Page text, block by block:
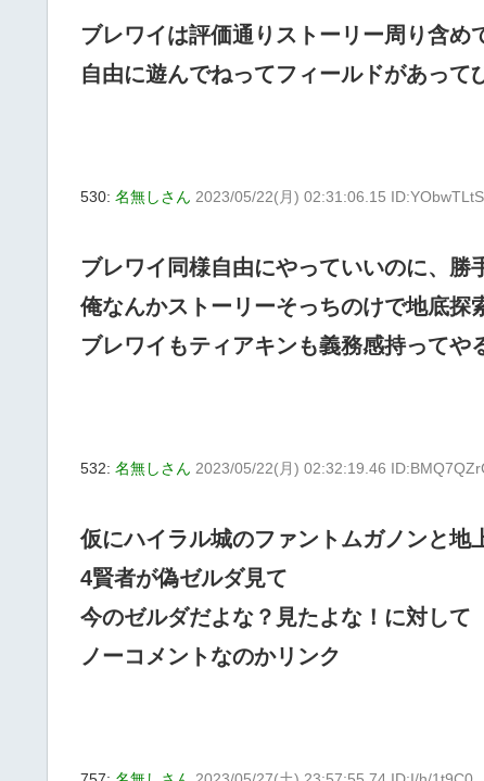
ブレワイは評価通りストーリー周り含め
自由に遊んでねってフィールドがあって
530: 名無しさん 2023/05/22(月) 02:31:06.15
ブレワイ同様自由にやっていいのに、
俺なんかストーリーそっちのけで地底探
ブレワイもティアキンも義務感持ってや
532: 名無しさん 2023/05/22(月) 02:32:19.46
仮にハイラル城のファントムガノンと地
4賢者が偽ゼルダ見て
今のゼルダだよな？見たよな！に対して
ノーコメントなのかリンク